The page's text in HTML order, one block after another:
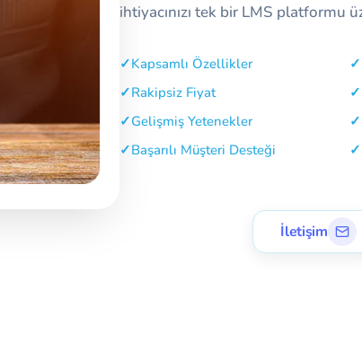
ihtiyacınızı tek bir LMS platformu
✓Kapsamlı Özellikler ✓
✓Rakipsiz Fiyat ✓
✓Gelişmiş Yetenekler ✓
✓Başarılı Müşteri Desteği ✓
İletişim